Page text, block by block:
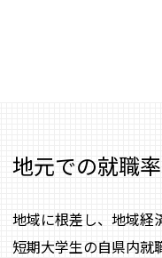
地元での就職
地域に根差し、地域経
短期大学生の自県内就